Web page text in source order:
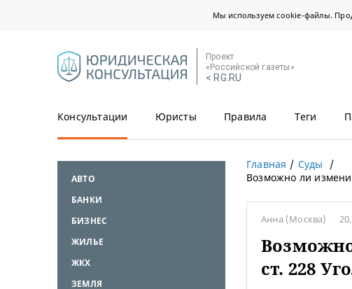
Мы используем cookie-файлы.
Проект
«Российской газеты»
< RG.RU
Консультации Юристы Правила Теги
АВТО
БАНКИ
БИЗНЕС
ЖИЛЬЕ
ЖКХ
ЗЕМЛЯ
Главная
Суды
Возможно ли
Анна(Москва)
ст. 228